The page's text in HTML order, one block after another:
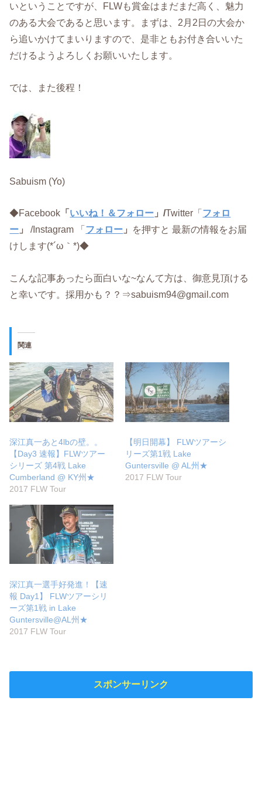
いということですが、FLWも賞金はまだまだ高く、魅力
のある大会であると思います。まずは、2月2日の大会か
ら追いかけてまいりますので、是非ともお付き合いいた
だけるようよろしくお願いいたします。
では、また後程！
Sabuism (Yo)
◆Facebook 「いいね！＆フォロー 」/Twitter「フォロ
ー 」/Instagram 「フォロー 」 を押すと 最新の情報をお届
けします(*´ω｀*)◆
こんな記事あったら面白いな~なんて方は、御意見頂ける
と幸いです。採用かも？？⇒sabuism94@gmail.com
関連
深江真一あと4lbの壁。。
【Day3 速報】FLWツアー
シリーズ 第4戦 Lake
Cumberland @ KY州★
2017 FLW Tour
【明日開幕】 FLWツアーシ
リーズ第1戦 Lake
Guntersville @ AL州★
2017 FLW Tour
深江真一選手好発進！【速
報 Day1】 FLWツアーシリ
ーズ第1戦 in Lake
Guntersville@AL州★
2017 FLW Tour
スポンサーリンク